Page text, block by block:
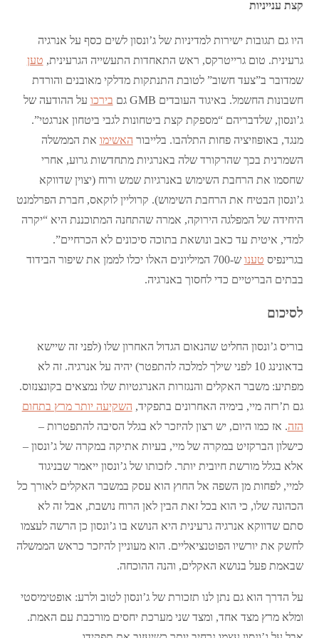
קצת ענייניות
היו גם תגובות ישירות למדיניות של ג’ונסון לשים כסף על אנרגיה
גרעינית. טום גרייטרקס, ראש התאחדות התעשייה הגרעינית, טען
שמדובר ב”צעד חשוב” לטובת התנתקות מדלקי מאובנים והורדת
חשבונות החשמל. באיגוד העובדים GMB גם
בירכו על ההודעה של
ג’ונסון, שלדבריהם “מספקת קצת ביטחונות לגבי ביטחון אנרגטי”.
מנגד, באופוזיציה פחות התלהבו. בלייבור האשימו את הממשלה
השמרנית בכך שהרקורד שלה באנרגיות מתחדשות גרוע, אחרי
שחסמו את הרחבת השימוש באנרגיות שמש ורוח (יצוין שדווקא
ג’ונסון הבטיח את הרחבת השימוש). קרוליין לוקאס, חברת הפרלמנט
היחידה של המפלגה הירוקה, אמרה שהתחנה המתוכננת היא “יקרה
למדי, איטית עד כאב ונושאת בתוכה סיכונים לא הכרחיים”.
בגרינפיס טענו
ש-700 המיליונים האלו יכלו לממן את שיפור הבידוד
בבתים הבריטיים כדי לחסוך באנרגיה.
לסיכום
בוריס ג’ונסון החליט שהנאום הגדול האחרון שלו (לפני זה שיישא
בדאונינג 10 לפני שילך למלכה להתפטר) יהיה על אנרגיה. זה לא
מפתיע: משבר האקלים והנגזרות האנרגטיות שלו נמצאים בקונצנזוס.
גם ת’רזה מיי, בימיה האחרונים בתפקיד, השקיעה יותר מרץ בתחום
הזה. אז כמו היום, יש רצון להיזכר לא בגלל הסיבה להתפטרות –
כישלון הברקזיט במקרה של מיי, בעיות אתיקה במקרה של ג’ונסון –
אלא בגלל מורשת חיובית יותר. לזכותו של ג’ונסון ייאמר שבניגוד
למיי, לפחות מן השפה אל החוץ הוא עסק במשבר האקלים לאורך כל
הכהונה שלו, כי הוא בכל זאת הבין לאן הרוח נושבת, אבל זה לא
סתם שדווקא אנרגיה גרעינית היא הנושא בו ג’ונסון כן הרשה לעצמו
לחשק את יורשיו הפוטנציאליים. הוא מעוניין להיזכר כראש הממשלה
שבאמת פעל בנושא האקלים, והנה ההוכחה.
על הדרך הוא גם נתן לנו תזכורת של ג’ונסון לטוב ולרע: אופטימיסטי
ומלא מרץ מצד אחד, ומצד שני מערכת יחסים מורכבת עם האמת.